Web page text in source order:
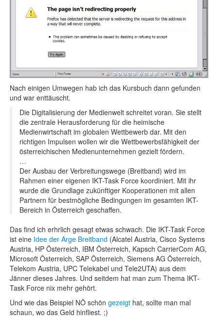
Nach einigen Umwegen hab ich das Kursbuch dann gefunden
und war enttäuscht.
Die Digitalisierung der Medienwelt schreitet voran. Sie stellt
die zentrale Herausforderung für die heimische
Medienwirtschaft im globalen Wettbewerb dar. Mit den
richtigen Impulsen wollen wir die Wettbewerbsfähigkeit der
österreichischen Medienunternehmen gezielt fördern.
…
Der Ausbau der Verbreitungswege (Breitband) wird im
Rahmen einer eigenen IKT-Task Force koordiniert. Mit ihr
wurde die Grundlage zukünftiger Kooperationen mit allen
Partnern für bestmögliche Bedingungen im gesamten IKT-
Bereich in Österreich geschaffen.
Das find ich erhrlich gesagt etwas schwach. Die IKT-Task Force
ist eine Idee der Arge Breitband (Alcatel Austria, Cisco Systems
Austria, HP Österreich, IBM Österreich, Kapsch CarrierCom AG,
Microsoft Österreich, SAP Österreich, Siemens AG Österreich,
Telekom Austria, UPC Telekabel und Tele2UTA) aus dem
Jänner dieses Jahres. Und seitdem hat man zum Thema IKT-
Task Force nix mehr gehört.
Und wie das Beispiel NÖ schön gezeigt hat, sollte man mal
schaun, wo das Geld hinfliest. ;)